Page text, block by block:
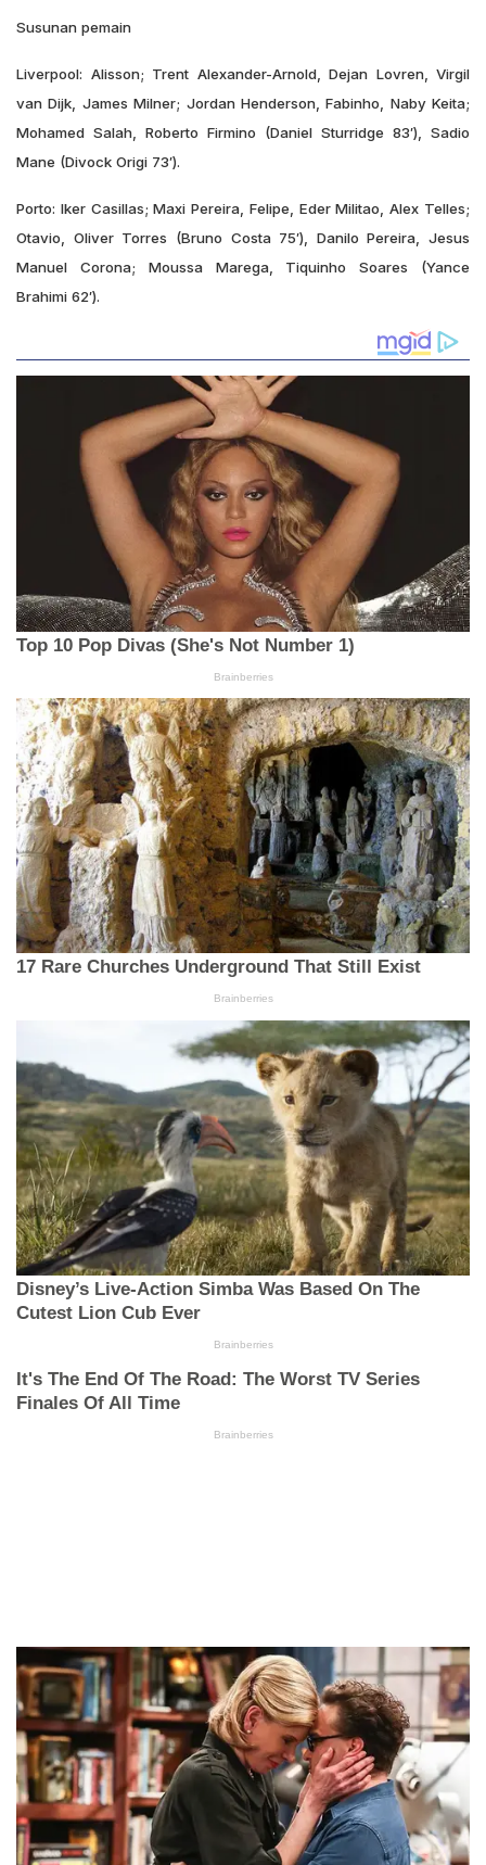
Susunan pemain
Liverpool: Alisson; Trent Alexander-Arnold, Dejan Lovren, Virgil
van Dijk, James Milner; Jordan Henderson, Fabinho, Naby Keita;
Mohamed Salah, Roberto Firmino (Daniel Sturridge 83′), Sadio
Mane (Divock Origi 73′).
Porto: Iker Casillas; Maxi Pereira, Felipe, Eder Militao, Alex Telles;
Otavio, Oliver Torres (Bruno Costa 75′), Danilo Pereira, Jesus
Manuel Corona; Moussa Marega, Tiquinho Soares (Yance
Brahimi 62′).